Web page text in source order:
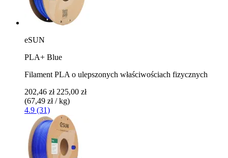
eSUN
PLA+ Blue
Filament PLA o ulepszonych właściwościach fizycznych
202,46 zł 225,00 zł
(67,49 zł / kg)
4.9 (31)